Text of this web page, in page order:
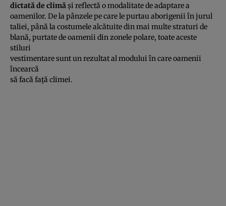
dictată de climăşi reflectă o modalitate de adaptare a
oamenilor. De la pânzele pe care le purtau aborigenii în jurul
taliei, până la costumele alcătuite din mai multe straturi de
blană, purtate de oamenii din zonele polare, toate aceste
stiluri
vestimentare sunt un rezultat al modului în care oamenii
încearcă
să facă faţă climei.